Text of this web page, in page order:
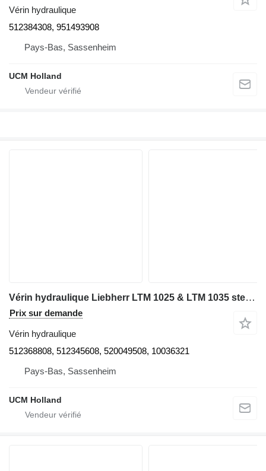
Vérin hydraulique
512384308, 951493908
Pays-Bas, Sassenheim
UCM Holland
Vérin hydraulique Liebherr LTM 1025 & LTM 1035 steering locking cylinder 512368808 pour grue mobile
Prix sur demande
Vérin hydraulique
512368808, 512345608, 520049508, 10036321
Pays-Bas, Sassenheim
UCM Holland